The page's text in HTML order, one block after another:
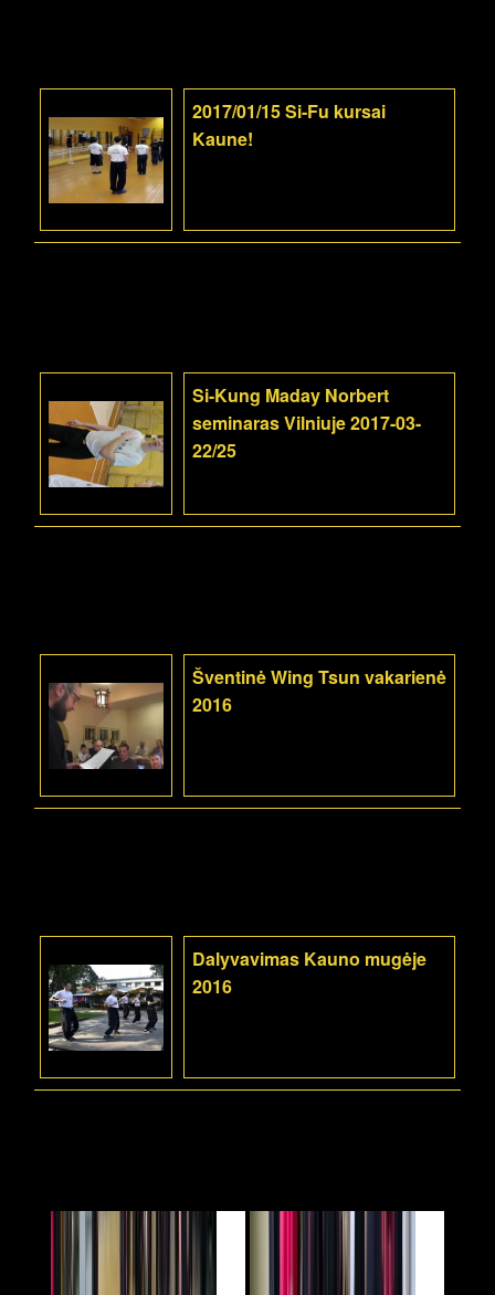
2017/01/15 Si-Fu kursai
Kaune!
Si-Kung Maday Norbert
seminaras Vilniuje 2017-03-
22/25
Šventinė Wing Tsun vakarienė
2016
Dalyvavimas Kauno mugėje
2016